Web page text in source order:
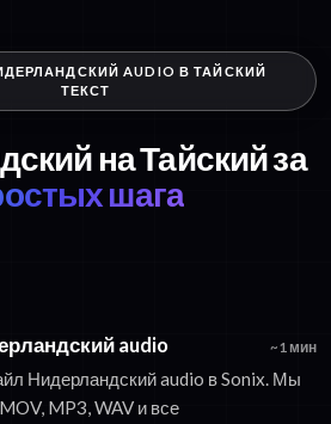
AUDIO В ТАЙСКИЙ
ТЕКСТ
на Тайский за
шага
audio ~1 мин
Нидерландский audio в Sonix. Мы
MP3, WAV и все